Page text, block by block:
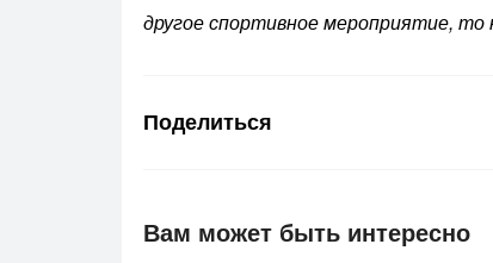
другое спортивное мероприятие,
Поделиться
Вам может быть интересно